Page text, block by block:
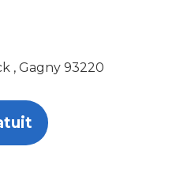
, Gagny 93220